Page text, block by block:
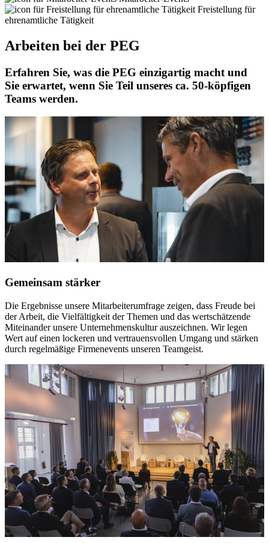
Freistellung für
ehrenamtliche Tätigkeit
Arbeiten bei der PEG
Erfahren Sie, was die PEG einzigartig macht und
Sie erwartet, wenn Sie Teil unseres ca. 50-köpfigen
Teams werden.
Gemeinsam stärker
Die Ergebnisse unsere Mitarbeiterumfrage zeigen, dass Freude bei
der Arbeit, die Vielfältigkeit der Themen und das wertschätzende
Miteinander unsere Unternehmenskultur auszeichnen. Wir legen
Wert auf einen lockeren und vertrauensvollen Umgang und stärken
durch regelmäßige Firmenevents unseren Teamgeist.